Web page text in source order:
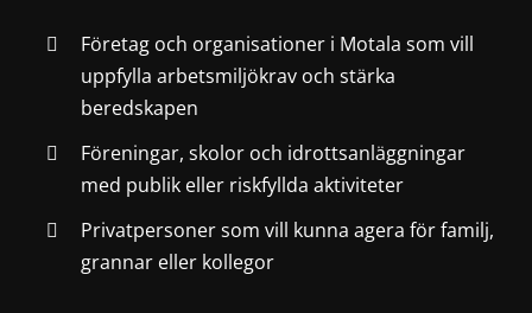
Företag och organisationer i Motala som vill
uppfylla arbetsmiljökrav och stärka
beredskapen
Föreningar, skolor och idrottsanläggningar
med publik eller riskfyllda aktiviteter
Privatpersoner som vill kunna agera för familj,
grannar eller kollegor